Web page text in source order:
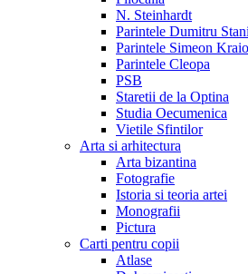
N. Steinhardt
Parintele Dumitru
Parintele Simeon
Parintele Cleopa
PSB
Staretii de la Optina
Studia Oecumenica
Vietile Sfintilor
Arta si arhitectura
Arta bizantina
Fotografie
Istoria si teoria artei
Monografii
Pictura
Carti pentru copii
Atlase